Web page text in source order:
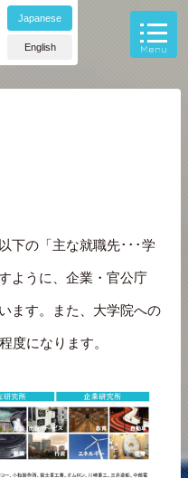
Japanese
English
下の「主な就職先･･･学
ように、企業・官公庁
ます。また、大学院への
度になります。